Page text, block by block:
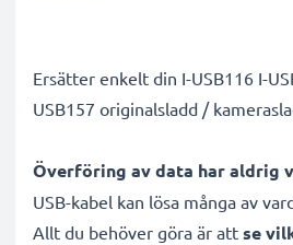
Ersätter enkelt din I-USB116 I-
USB157 originalsladd /
Överföring av data har aldrig
USB-kabel kan lösa många av
Allt du behöver göra är att se